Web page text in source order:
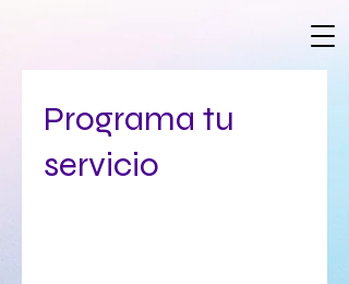
Programa tu
servicio